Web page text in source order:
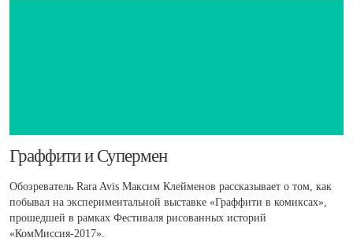
​Граффити и Супермен
Обозреватель Rara Avis Максим Клейменов рассказывает о том, как
побывал на экспериментальной выставке «Граффити в комиксах»,
прошедшей в рамках Фестиваля рисованных историй
«КомМиссия-2017».